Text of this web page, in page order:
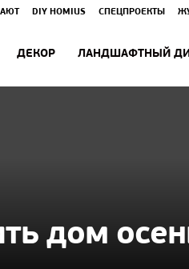
DIY HOMIUS СПЕЦПРОЕКТЫ
ДЕКОР ЛАНДШАФТНЫЙ
дом